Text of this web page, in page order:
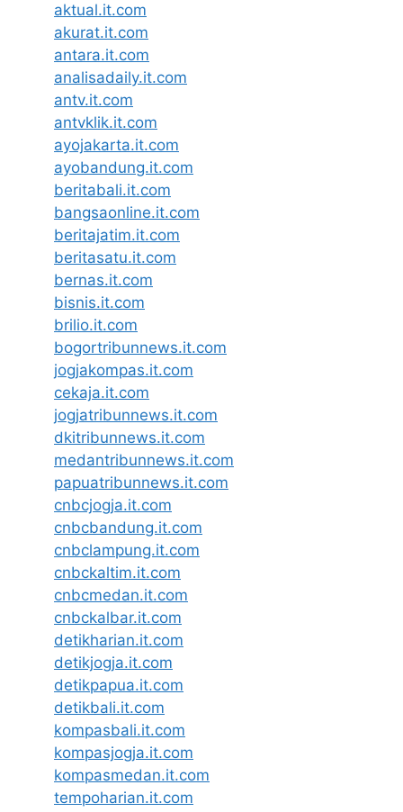
aktual.it.com
akurat.it.com
antara.it.com
analisadaily.it.com
antv.it.com
antvklik.it.com
ayojakarta.it.com
ayobandung.it.com
beritabali.it.com
bangsaonline.it.com
beritajatim.it.com
beritasatu.it.com
bernas.it.com
bisnis.it.com
brilio.it.com
bogortribunnews.it.com
jogjakompas.it.com
cekaja.it.com
jogjatribunnews.it.com
dkitribunnews.it.com
medantribunnews.it.com
papuatribunnews.it.com
cnbcjogja.it.com
cnbcbandung.it.com
cnbclampung.it.com
cnbckaltim.it.com
cnbcmedan.it.com
cnbckalbar.it.com
detikharian.it.com
detikjogja.it.com
detikpapua.it.com
detikbali.it.com
kompasbali.it.com
kompasjogja.it.com
kompasmedan.it.com
tempoharian.it.com